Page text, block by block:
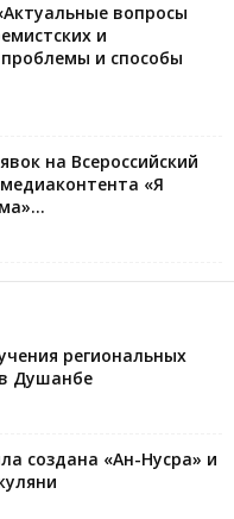
вопросы
и
и способы
на Всероссийский
«Я
региональных
Душанбе
создана «Ан-Нусра» и